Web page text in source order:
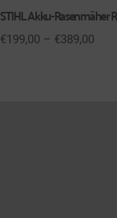
STIHL Akku-Rasenmäher
€199,00 – €389,00